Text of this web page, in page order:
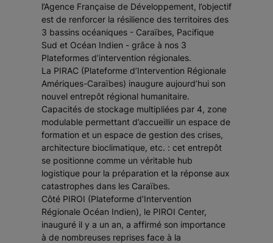
l’Agence Française de Développement, l’objectif
est de renforcer la résilience des territoires des
3 bassins océaniques - Caraïbes, Pacifique
Sud et Océan Indien - grâce à nos 3
Plateformes d’intervention régionales.
La PIRAC (Plateforme d’Intervention Régionale
Amériques-Caraïbes) inaugure aujourd’hui son
nouvel entrepôt régional humanitaire.
Capacités de stockage multipliées par 4, zone
modulable permettant d’accueillir un espace de
formation et un espace de gestion des crises,
architecture bioclimatique, etc. : cet entrepôt
se positionne comme un véritable hub
logistique pour la préparation et la réponse aux
catastrophes dans les Caraïbes.
Côté PIROI (Plateforme d’Intervention
Régionale Océan Indien), le PIROI Center,
inauguré il y a un an, a affirmé son importance
à de nombreuses reprises face à la